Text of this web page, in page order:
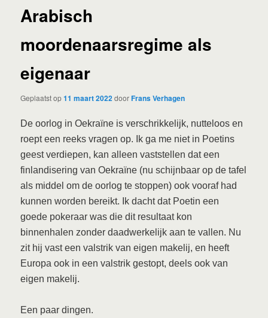
Arabisch
moordenaarsregime als
eigenaar
Geplaatst op11 maart 2022doorFrans Verhagen
De oorlog in Oekraïne is verschrikkelijk, nutteloos en
roept een reeks vragen op. Ik ga me niet in Poetins
geest verdiepen, kan alleen vaststellen dat een
finlandisering van Oekraïne (nu schijnbaar op de tafel
als middel om de oorlog te stoppen) ook vooraf had
kunnen worden bereikt. Ik dacht dat Poetin een
goede pokeraar was die dit resultaat kon
binnenhalen zonder daadwerkelijk aan te vallen. Nu
zit hij vast een valstrik van eigen makelij, en heeft
Europa ook in een valstrik gestopt, deels ook van
eigen makelij.
Een paar dingen.